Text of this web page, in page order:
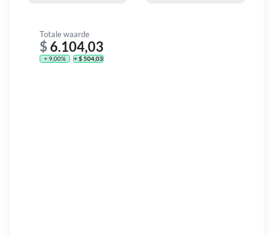
Totale waarde
$ 6.104,03
+ 9,00% + $ 504,03